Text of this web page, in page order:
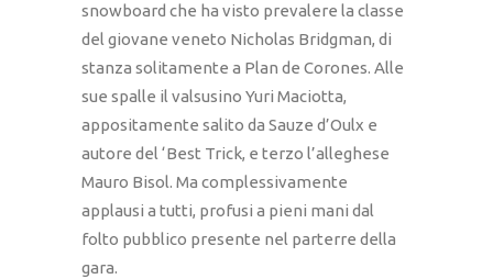
snowboard che ha visto prevalere la classe
del giovane veneto Nicholas Bridgman, di
stanza solitamente a Plan de Corones. Alle
sue spalle il valsusino Yuri Maciotta,
appositamente salito da Sauze d’Oulx e
autore del ‘Best Trick, e terzo l’alleghese
Mauro Bisol. Ma complessivamente
applausi a tutti, profusi a pieni mani dal
folto pubblico presente nel parterre della
gara.